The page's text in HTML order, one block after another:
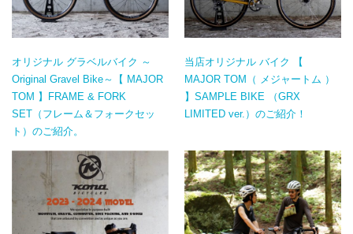
オリジナル グラベルバイク ～
Original Gravel Bike～【 MAJOR
TOM 】FRAME & FORK
SET（フレーム＆フォークセッ
ト）のご紹介。
当店オリジナル バイク 【
MAJOR TOM（ メジャートム ）
】SAMPLE BIKE （GRX
LIMITED ver.）のご紹介！